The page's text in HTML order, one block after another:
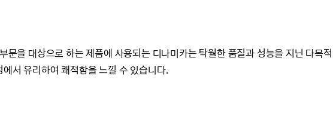
문을 대상으로 하는 제품에 사용되는 디나미카는 탁월한 품질과 성능을 지닌 다목
서 유리하여 쾌적함을 느낄 수 있습니다.